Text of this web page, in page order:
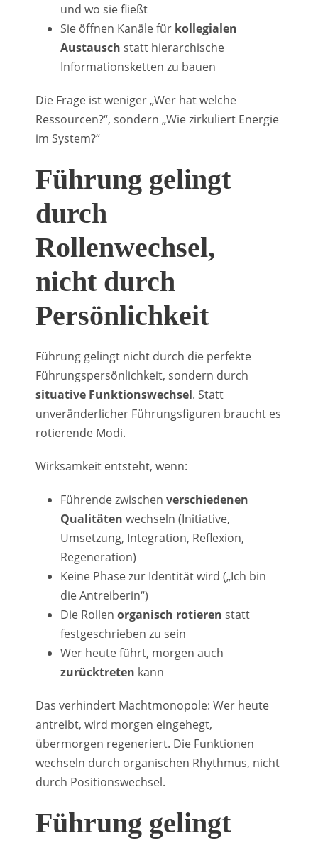
und wo sie fließt
Sie öffnen Kanäle für kollegialen
Austausch statt hierarchische
Informationsketten zu bauen
Die Frage ist weniger „Wer hat welche
Ressourcen?“, sondern „Wie zirkuliert Energie
im System?“
Führung gelingt
durch
Rollenwechsel,
nicht durch
Persönlichkeit
Führung gelingt nicht durch die perfekte
Führungspersönlichkeit, sondern durch
situative Funktionswechsel. Statt
unveränderlicher Führungsfiguren braucht es
rotierende Modi.
Wirksamkeit entsteht, wenn:
Führende zwischen verschiedenen
Qualitäten wechseln (Initiative,
Umsetzung, Integration, Reflexion,
Regeneration)
Keine Phase zur Identität wird („Ich bin
die Antreiberin“)
Die Rollen organisch rotieren statt
festgeschrieben zu sein
Wer heute führt, morgen auch
zurücktreten kann
Das verhindert Machtmonopole: Wer heute
antreibt, wird morgen eingehegt,
übermorgen regeneriert. Die Funktionen
wechseln durch organischen Rhythmus, nicht
durch Positionswechsel.
Führung gelingt